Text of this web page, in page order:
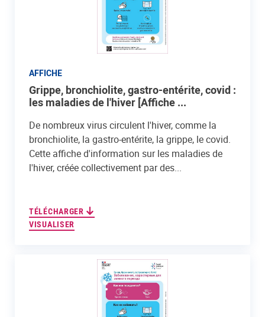
AFFICHE
Grippe, bronchiolite, gastro-entérite, covid :
les maladies de l'hiver [Affiche ...
De nombreux virus circulent l'hiver, comme la
bronchiolite, la gastro-entérite, la grippe, le covid.
Cette affiche d'information sur les maladies de
l'hiver, créée collectivement par des...
TÉLÉCHARGER
VISUALISER